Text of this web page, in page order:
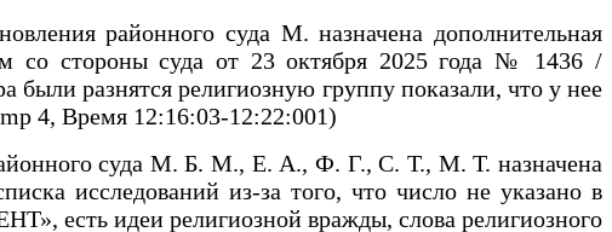
районного суда М. назначена дополнительная
со стороны суда от 23 октября 2025 года № 1436 /
разнятся религиозную группу показали, что у нее
4, Время 12:16:03-12:22:001)
суда М. Б. М., Е. А., Ф. Г., С. Т., М. Т. назначена
исследований из-за того, что число не указано в
есть идеи религиозной вражды, слова религиозного